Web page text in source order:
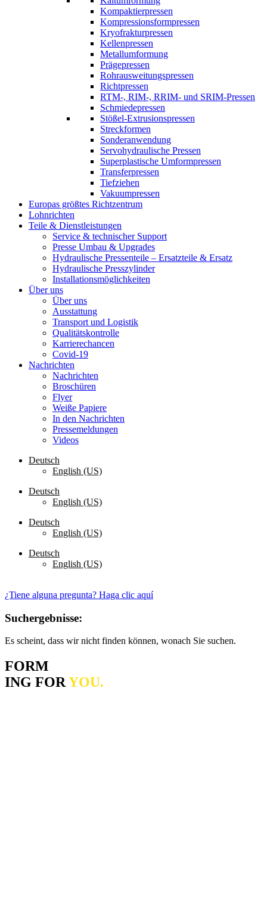
Kompaktierpressen
Kompressionsformpressen
Kryofrakturpressen
Kellenpressen
Metallumformung
Prägepressen
Rohrausweitungspressen
Richtpressen
RTM-, RIM-, RRIM- und SRIM-Pressen
Schmiedepressen
Stößel-Extrusionspressen
Streckformen
Sonderanwendung
Servohydraulische Pressen​
Superplastische Umformpressen
Transferpressen
Tiefziehen
Vakuumpressen
Europas größtes Richtzentrum
Lohnrichten
Teile & Dienstleistungen
Service & technischer Support
Presse Umbau & Upgrades
Hydraulische Pressenteile – Ersatzteile & Ersatz
Hydraulische Presszylinder
Installationsmöglichkeiten
Über uns
Über uns
Ausstattung
Transport und Logistik
Qualitätskontrolle
Karrierechancen
Covid-19
Nachrichten
Nachrichten
Broschüren
Flyer
Weiße Papiere
In den Nachrichten
Pressemeldungen
Videos
Deutsch
English (US)
Deutsch
English (US)
Deutsch
English (US)
Deutsch
English (US)
¿Tiene alguna pregunta? Haga clic aquí
Suchergebnisse:
Es scheint, dass wir nicht finden können, wonach Sie suchen.
FORM
ING FORYOU.